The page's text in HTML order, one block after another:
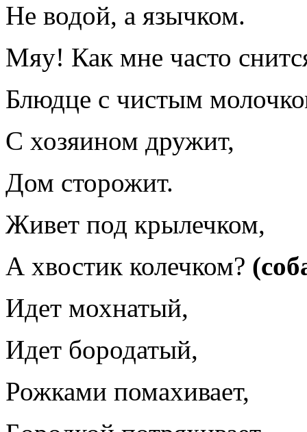
Не водой, а язычком.
Мяу! Как мне часто
Блюдце с чистым
С хозяином дружит,
Дом сторожит.
Живет под крылечком,
А хвостик колечком?
Идет мохнатый,
Идет бородатый,
Рожками помахивает,